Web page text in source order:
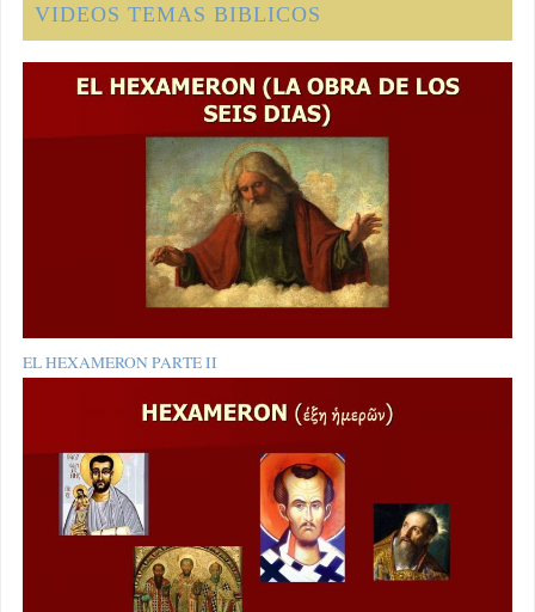
VIDEOS TEMAS BIBLICOS
EL HEXAMERON PARTE II